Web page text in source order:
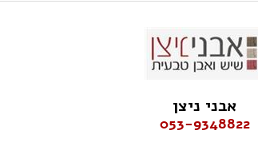
אבני ניצן
053-9348822